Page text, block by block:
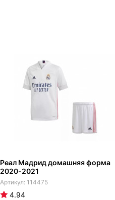
Реал Мадрид домашняя форма
2020-2021
114475
4.94